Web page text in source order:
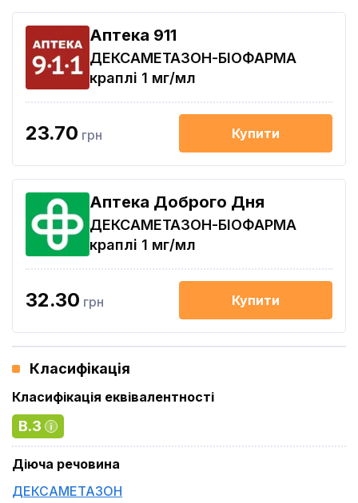
Aптека 911
ДЕКСАМЕТАЗОН-БІОФАРМА
краплі 1 мг/мл
23.70 грн Купити
Аптека Доброго Дня
ДЕКСАМЕТАЗОН-БІОФАРМА
краплі 1 мг/мл
32.30 грн Купити
Класифікація
Класифікація еквівалентності
B.3
Діюча речовина
ДЕКСАМЕТАЗОН